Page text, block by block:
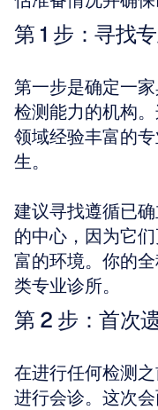
第 1 步：寻找
第一步是确定一
检测能力的机构
领域经验丰富的
生。
建议寻找遵循已
的中心，因为它
富的环境。你的
类专业诊所。
第 2 步：首次
在进行任何检测
进行会诊。这次